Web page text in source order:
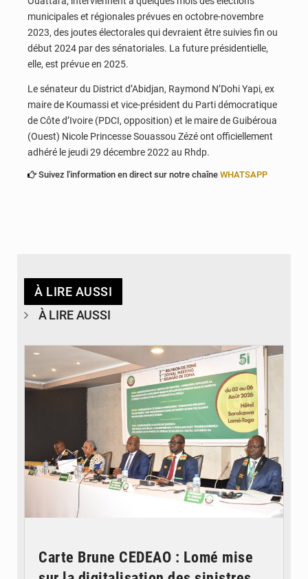
municipales et régionales prévues en octobre-novembre
2023, des joutes électorales qui devraient être suivies fin ou
début 2024 par des sénatoriales. La future présidentielle,
elle, est prévue en 2025.
Le sénateur du District d’Abidjan, Raymond N’Dohi Yapi, ex
maire de Koumassi et vice-président du Parti démocratique
de Côte d’Ivoire (PDCI, opposition) et le maire de Guibéroua
(Ouest) Nicole Princesse Souassou Zézé ont officiellement
adhéré le jeudi 29 décembre 2022 au Rhdp.
Suivez l'information en direct sur notre chaîne WHATSAPP
À LIRE AUSSI
À LIRE AUSSI
Carte Brune CEDEAO : Lomé mise